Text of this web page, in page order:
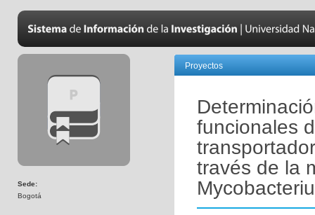
Sede:
Bogotá
Proyectos
funcionales
través de la